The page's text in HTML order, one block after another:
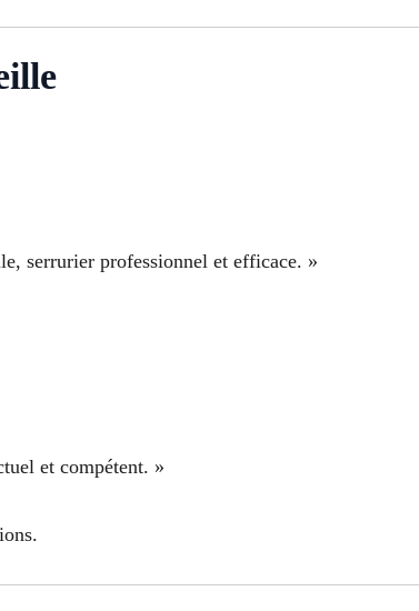
serrurier professionnel et efficace. »
et compétent. »